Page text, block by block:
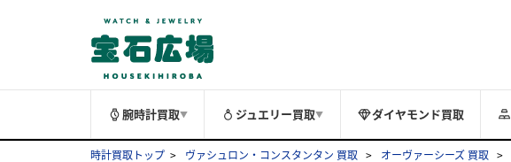
腕時計買取▼ ジュエリー買取▼ ダイヤモンド買取
時計買取トップ ヴァシュロン・コンスタンタン 買取 オーヴァーシーズ 買取